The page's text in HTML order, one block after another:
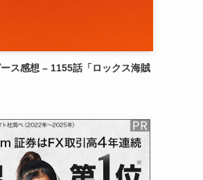
ス感想 – 1155話「ロックス海賊